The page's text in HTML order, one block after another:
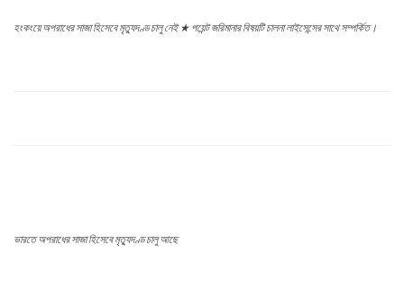
হংকংয়ে অপরাধের সাজা হিসেবে মৃত্যুদণ্ড চালু নেই ★ পয়েন্ট জরিমানার বিষয়টি চালনা লাইসেন্সের সাথে সম্পর্কিত।
ভারতে অপরাধের সাজা হিসেবে মৃত্যুদণ্ড চালু আছে